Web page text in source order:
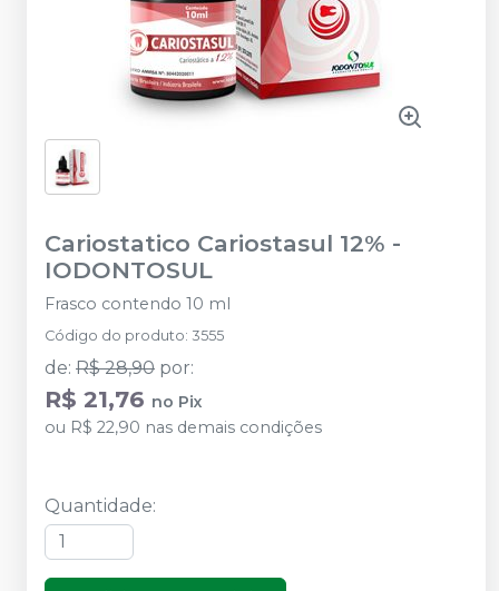
Cariostatico Cariostasul 12% -
IODONTOSUL
Frasco contendo 10 ml
Código do produto: 3555
de: R$ 28,90 por:
R$ 21,76 no Pix
ou R$ 22,90 nas demais condições
Quantidade: